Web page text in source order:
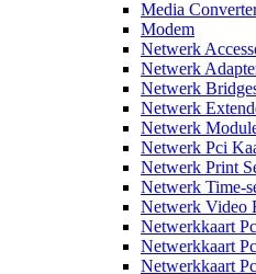
Media
Modem
Netwerk
Netwerk
Netwerk
Netwerk
Netwerk
Netwerk Pci
Netwerk Print
Netwerk Time-
Netwerk Video
Netwerkkaart
Netwerkkaart
Netwerkkaart